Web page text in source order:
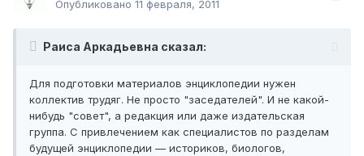
Опубликовано 11 февраля, 2011
Раиса Аркадьевна сказал:
Для подготовки материалов энциклопедии нужен
коллектив трудяг. Не просто "заседателей". И не какой-
нибудь "совет", а редакция или даже издательская
группа. С привлечением как специалистов по разделам
будущей энциклопедии — историков, биологов,